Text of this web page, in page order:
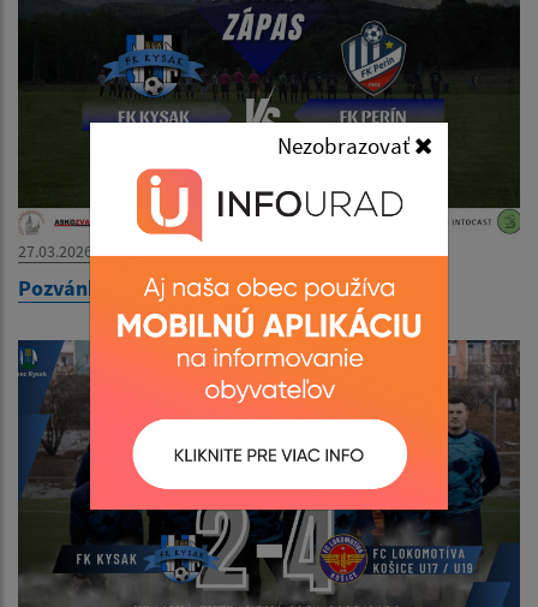
Nezobrazovať
27.03.2026
Pozvánka na futbalový zápas 29.03.2026